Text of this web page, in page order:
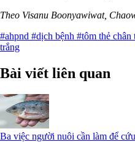
Theo Visanu Boonyawiwat,
#ahpnd #dịch bệnh #tôm thẻ chân
trắng
Bài viết liên quan
Ba việc người nuôi cần làm để